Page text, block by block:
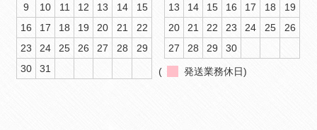
9
10 11 12 13 14
15
16
17 18 19 20 21
22
23
24 25 26 27 28
29
30
31
13
14 15 16 17 18
19
20
21 22 23 24 25
26
27
28 29 30
( 発送業務休日)